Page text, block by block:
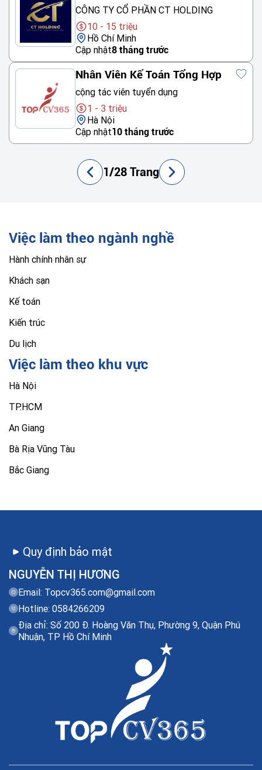
CÔNG TY CỔ PHẦN CT HOLDING
10 - 15 triệu
Hồ Chí Minh
Cập nhật8 tháng trước
Nhân Viên Kế Toán Tổng Hợp
cộng tác viên tuyển dụng
1 - 3 triệu
Hà Nội
Cập nhật10 tháng trước
1/28 Trang
Việc làm theo ngành nghề
Hành chính nhân sự
Khách sạn
Kế toán
Kiến trúc
Du lịch
Việc làm theo khu vực
Hà Nội
TP.HCM
An Giang
Bà Rịa Vũng Tàu
Bắc Giang
NGUYỄN THỊ HƯƠNG
Email: Topcv365.com@gmail.com
Hotline: 0584266209
Địa chỉ: Số 200 Đ. Hoàng Văn Thụ, Phường 9, Quận Phú
Nhuận, TP Hồ Chí Minh
Quy định bảo mật